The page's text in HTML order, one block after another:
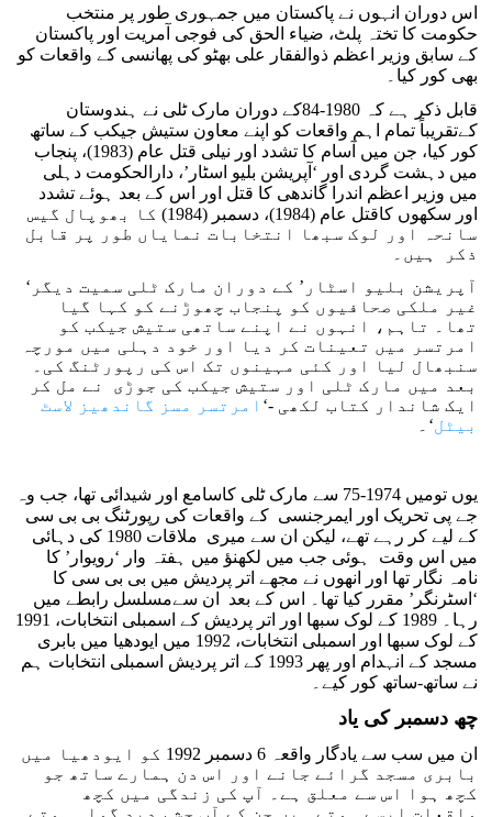
اس دوران انہوں نے پاکستان میں جمہوری طور پر منتخب
حکومت کا تختہ پلٹ، ضیاء الحق کی فوجی آمریت اور پاکستان
کے سابق وزیر اعظم ذوالفقار علی بھٹو کی پھانسی کے واقعات کو
بھی کور کیا۔
قابل ذکر ہے کہ 1980-84کے دوران مارک ٹلی نے ہندوستان
کےتقریباً تمام اہم واقعات کو اپنے معاون ستیش جیکب کے ساتھ
کور کیا، جن میں آسام کا تشدد اور نیلی قتل عام (1983)، پنجاب
میں دہشت گردی اور ‘آپریشن بلیو اسٹار’، دارالحکومت دہلی
میں وزیر اعظم اندرا گاندھی کا قتل اور اس کے بعد ہوئے تشدد
اور سکھوں کاقتل عام (1984)، دسمبر (1984) کا بھوپال گیس
سانحہ اور لوک سبھا انتخابات نمایاں طور پر قابل
ذکر ہیں۔
‘آپریشن بلیو اسٹار’ کے دوران مارک ٹلی سمیت دیگر
غیر ملکی صحافیوں کو پنجاب چھوڑنے کو کہا گیا
تھا۔ تاہم، انہوں نے اپنے ساتھی ستیش جیکب کو
امرتسر میں تعینات کر دیا اور خود دہلی میں مورچہ
سنبھال لیا اور کئی مہینوں تک اس کی رپورٹنگ کی۔
بعد میں مارک ٹلی اور ستیش جیکب کی جوڑی نے مل کر
ایک شاندار کتاب لکھی -‘ امرتسر مسز گاندھیز لاسٹ
بیٹل‘۔
یوں تومیں 1974-75 سے مارک ٹلی کاسامع اور شیدائی تھا، جب وہ
جے پی تحریک اور ایمرجنسی کے واقعات کی رپورٹنگ بی بی سی
کے لیے کر رہے تھے، لیکن ان سے میری ملاقات 1980 کی دہائی
میں اس وقت ہوئی جب میں لکھنؤ میں ہفتہ وار ‘رویوار’ کا
نامہ نگار تھا اور انھوں نے مجھے اتر پردیش میں بی بی سی کا
‘اسٹرنگر’ مقرر کیا تھا۔ اس کے بعد ان سےمسلسل رابطے میں
رہا۔ 1989 کے لوک سبھا اور اتر پردیش کے اسمبلی انتخابات، 1991
کے لوک سبھا اور اسمبلی انتخابات، 1992 میں ایودھیا میں بابری
مسجد کے انہدام اور پھر 1993 کے اتر پردیش اسمبلی انتخابات ہم
نے ساتھ-ساتھ کور کیے۔
چھ دسمبر کی یاد
ان میں سب سے یادگار واقعہ 6 دسمبر 1992 کو ایودھیا میں
بابری مسجد گرائے جانے اور اس دن ہمارے ساتھ جو
کچھ ہوا اس سے معلق ہے۔ آپ کی زندگی میں کچھ
واقعات ایسے ہوتے ہیں جن کے آپ چشم دید گواہ ہوتے